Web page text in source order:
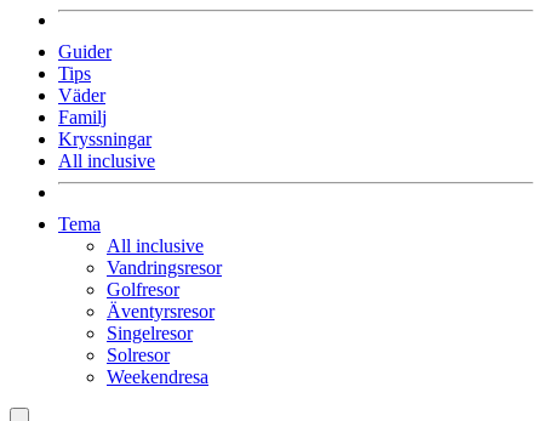
Guider
Tips
Väder
Familj
Kryssningar
All inclusive
Tema
All inclusive
Vandringsresor
Golfresor
Äventyrsresor
Singelresor
Solresor
Weekendresa